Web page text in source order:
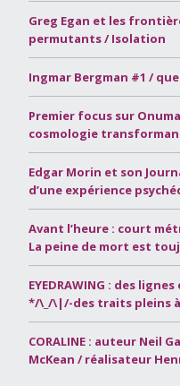
Greg Egan et les
permutants / Isolation
Ingmar Bergman #1 /
Premier focus sur
cosmologie
Edgar Morin et son
d’une expérience
Avant l’heure : court
La peine de mort est
EYEDRAWING : des
*/\_/\|/-des traits pleins
CORALINE : auteur Neil
McKean / réalisateur